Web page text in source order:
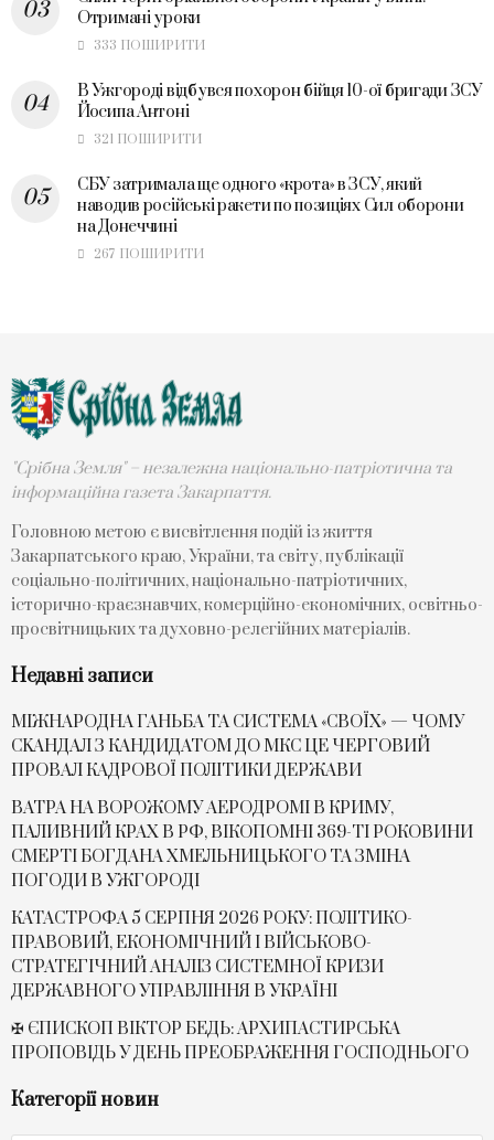
Отримані уроки
333 ПОШИРИТИ
В Ужгороді відбувся похорон бійця 10-ої бригади ЗСУ
Йосипа Антоні
321 ПОШИРИТИ
СБУ затримала ще одного «крота» в ЗСУ, який
наводив російські ракети по позиціях Сил оборони
на Донеччині
267 ПОШИРИТИ
"Срібна Земля" – незалежна національно-патріотична та
інформаційна газета Закарпаття.
Головною метою є висвітлення подій із життя
Закарпатського краю, України, та світу, публікації
соціально-політичних, національно-патріотичних,
історично-краєзнавчих, комерційно-економічних, освітньо-
просвітницьких та духовно-релегійних матеріалів.
Недавні записи
МІЖНАРОДНА ГАНЬБА ТА СИСТЕМА «СВОЇХ» — ЧОМУ
СKАНДАЛ З КАНДИДАТОМ ДО МКС ЦЕ ЧЕРГОВИЙ
ПРОВАЛ КАДРОВОЇ ПОЛІТИКИ ДЕРЖАВИ
ВАТРА НА ВОРОЖОМУ АЕРОДРОМІ В КРИМУ,
ПАЛИВНИЙ КРАХ В РФ, ВІКОПОМНІ 369-ТІ РОКОВИНИ
СМЕРТІ БОГДАНА ХМЕЛЬНИЦЬКОГО ТА ЗМІНА
ПОГОДИ В УЖГОРОДІ
КАТАСТРОФА 5 СЕРПНЯ 2026 РОКУ: ПОЛІТИКО-
ПРАВОВИЙ, ЕКОНОМІЧНИЙ І ВІЙСЬКОВО-
СТРАТЕГІЧНИЙ АНАЛІЗ СИСТЕМНОЇ КРИЗИ
ДЕРЖАВНОГО УПРАВЛІННЯ В УКРАЇНІ
✠ ЄПИСКОП ВІКТОР БЕДЬ: АРХИПАСТИРСЬКА
ПРОПОВІДЬ У ДЕНЬ ПРЕОБРАЖЕННЯ ГОСПОДНЬОГО
Категорії новин